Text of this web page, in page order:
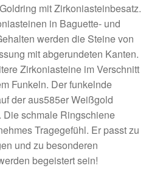
mit Zirkoniasteinbesatz.
in Baguette- und
werden die Steine von
mit abgerundeten Kanten.
Zirkoniasteine im Verschnitt
Funkeln. Der funkelnde
der aus585er Weißgold
Die schmale Ringschiene
Tragegefühl. Er passt zu
und zu besonderen
begeistert sein!